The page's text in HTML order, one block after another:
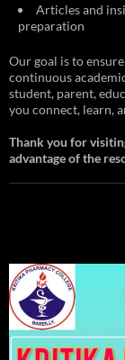
Articles and
preparation
Our goal is to
continuous
student, parent,
you connect, learn,
Thank you for
advantage of the